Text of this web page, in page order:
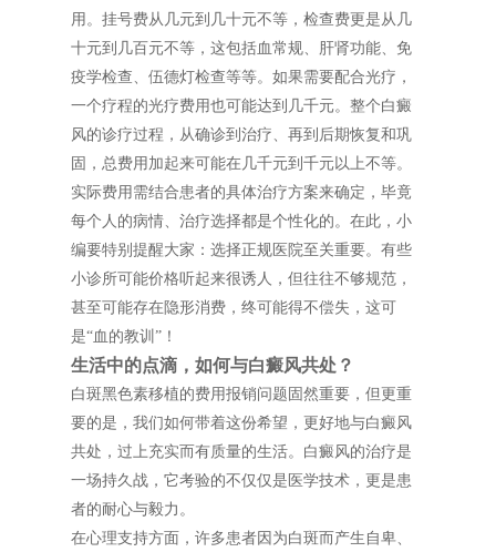
用。挂号费从几元到几十元不等，检查费更是从几
十元到几百元不等，这包括血常规、肝肾功能、免
疫学检查、伍德灯检查等等。如果需要配合光疗，
一个疗程的光疗费用也可能达到几千元。整个白癜
风的诊疗过程，从确诊到治疗、再到后期恢复和巩
固，总费用加起来可能在几千元到千元以上不等。
实际费用需结合患者的具体治疗方案来确定，毕竟
每个人的病情、治疗选择都是个性化的。在此，小
编要特别提醒大家：选择正规医院至关重要。有些
小诊所可能价格听起来很诱人，但往往不够规范，
甚至可能存在隐形消费，终可能得不偿失，这可
是“血的教训”！
生活中的点滴，如何与白癜风共处？
白斑黑色素移植的费用报销问题固然重要，但更重
要的是，我们如何带着这份希望，更好地与白癜风
共处，过上充实而有质量的生活。白癜风的治疗是
一场持久战，它考验的不仅仅是医学技术，更是患
者的耐心与毅力。
在心理支持方面，许多患者因为白斑而产生自卑、